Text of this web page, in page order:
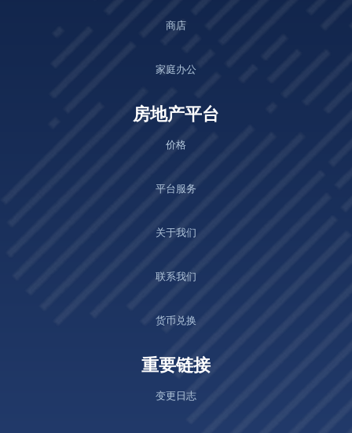
商店
家庭办公
房地产平台
价格
平台服务
关于我们
联系我们
货币兑换
重要链接
变更日志